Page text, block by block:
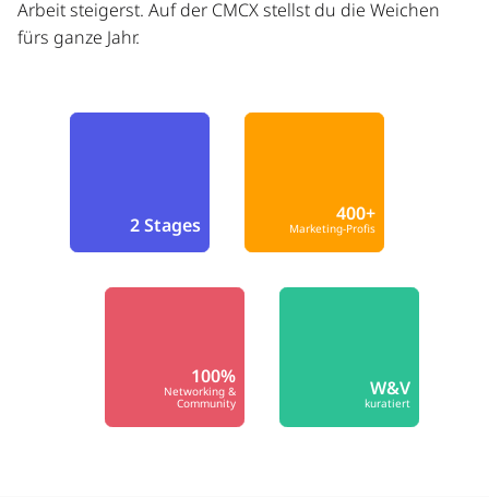
Arbeit steigerst. Auf der CMCX stellst du die Weichen
fürs ganze Jahr.
2 Stages 400+
Marketing-Profis
100%
Networking &
Community
W&V
kuratiert